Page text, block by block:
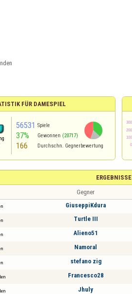
FÜR DAMESPIEL
56531 Spiele
37% Gewonnen (20717)
166 Durchschn. Gegnerbewertung
ERGEBNISSE
Gegner
GiuseppiKdura
Turtle III
Alieno51
Namoral
stefano zig
Francesco28
Jhuly